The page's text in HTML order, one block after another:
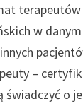
terapeutów
w
–
świadczyć o